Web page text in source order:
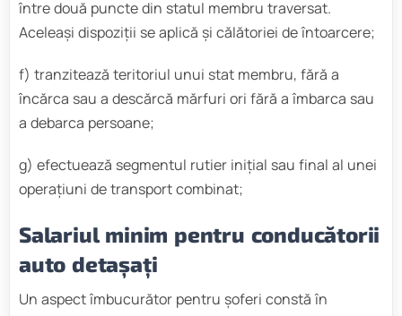
între două puncte din statul membru traversat.
Aceleași dispoziții se aplică și călătoriei de întoarcere;
f) tranzitează teritoriul unui stat membru, fără a
încărca sau a descărcă mărfuri ori fără a îmbarca sau
a debarca persoane;
g) efectuează segmentul rutier inițial sau final al unei
operațiuni de transport combinat;
Salariul minim pentru conducătorii
auto detașați
Un aspect îmbucurător pentru șoferi constă în